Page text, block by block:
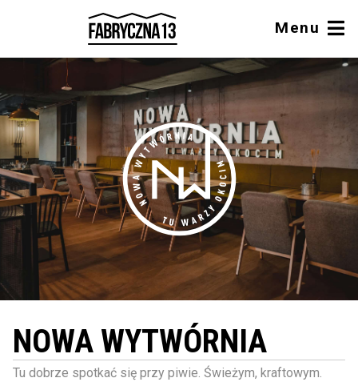
Menu
NOWA WYTWÓRNIA
Tu dobrze spotkać się przy piwie. Świeżym, kraftowym.